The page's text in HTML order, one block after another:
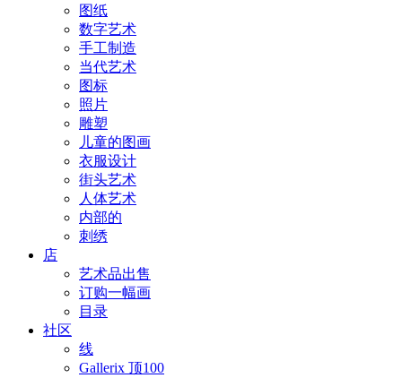
图纸
数字艺术
手工制造
当代艺术
图标
照片
雕塑
儿童的图画
衣服设计
街头艺术
人体艺术
内部的
刺绣
店
艺术品出售
订购一幅画
目录
社区
线
Gallerix 顶100